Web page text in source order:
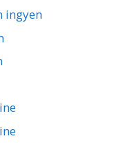
ingyen